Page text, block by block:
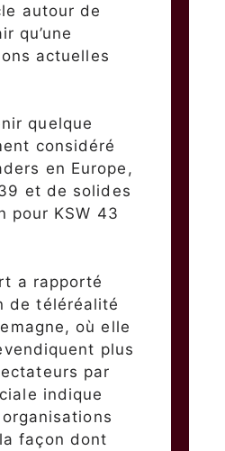
autour de
qu’une
actuelles
quelque
considéré
en Europe,
et de solides
pour KSW 43
a rapporté
de téléréalité
où elle
plus
par
indique
façon dont